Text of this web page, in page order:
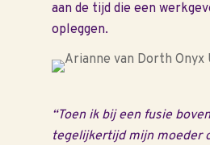
aan de tijd die een
opleggen.
“Toen ik bij een fusie
tegelijkertijd mijn moeder